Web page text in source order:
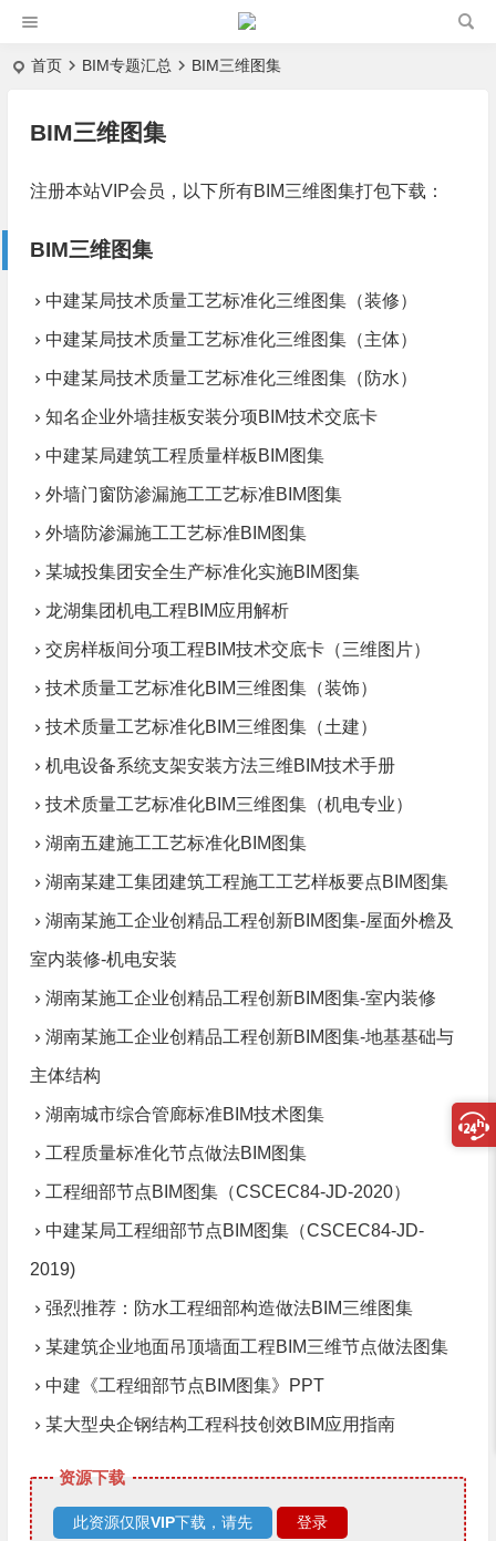
首页 BIM专题汇总 BIM三维图集
BIM三维图集
注册本站VIP会员，以下所有BIM三维图集打包下载：
BIM三维图集
中建某局技术质量工艺标准化三维图集（装修）
中建某局技术质量工艺标准化三维图集（主体）
中建某局技术质量工艺标准化三维图集（防水）
知名企业外墙挂板安装分项BIM技术交底卡
中建某局建筑工程质量样板BIM图集
外墙门窗防渗漏施工工艺标准BIM图集
外墙防渗漏施工工艺标准BIM图集
某城投集团安全生产标准化实施BIM图集
龙湖集团机电工程BIM应用解析
交房样板间分项工程BIM技术交底卡（三维图片）
技术质量工艺标准化BIM三维图集（装饰）
技术质量工艺标准化BIM三维图集（土建）
机电设备系统支架安装方法三维BIM技术手册
技术质量工艺标准化BIM三维图集（机电专业）
湖南五建施工工艺标准化BIM图集
湖南某建工集团建筑工程施工工艺样板要点BIM图集
湖南某施工企业创精品工程创新BIM图集-屋面外檐及
室内装修-机电安装
湖南某施工企业创精品工程创新BIM图集-室内装修
湖南某施工企业创精品工程创新BIM图集-地基基础与
主体结构
湖南城市综合管廊标准BIM技术图集
工程质量标准化节点做法BIM图集
工程细部节点BIM图集（CSCEC84-JD-2020）
中建某局工程细部节点BIM图集（CSCEC84-JD-
2019)
强烈推荐：防水工程细部构造做法BIM三维图集
某建筑企业地面吊顶墙面工程BIM三维节点做法图集
中建《工程细部节点BIM图集》PPT
某大型央企钢结构工程科技创效BIM应用指南
资源下载
此资源仅限VIP下载，请先 登录